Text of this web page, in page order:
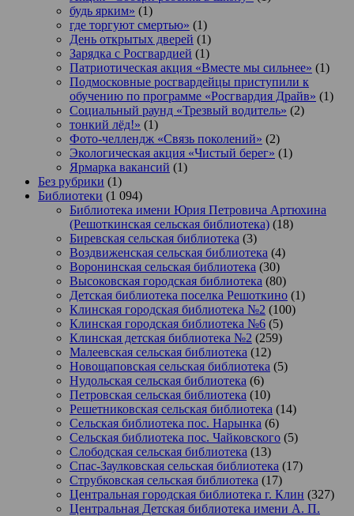
будь ярким» (1)
где торгуют смертью» (1)
День открытых дверей (1)
Зарядка с Росгвардией (1)
Патриотическая акция «Вместе мы сильнее» (1)
Подмосковные росгвардейцы приступили к
обучению по программе «Росгвардия Драйв» (1)
Социальный раунд «Трезвый водитель» (2)
тонкий лёд!» (1)
Фото-челлендж «Связь поколений» (2)
Экологическая акция «Чистый берег» (1)
Ярмарка вакансий (1)
Без рубрики (1)
Библиотеки (1 094)
Библиотека имени Юрия Петровича Артюхина
(Решоткинская сельская библиотека) (18)
Биревская сельская библиотека (3)
Воздвиженская сельская библиотека (4)
Воронинская сельская библиотека (30)
Высоковская городская библиотека (80)
Детская библиотека поселка Решоткино (1)
Клинская городская библиотека №2 (100)
Клинская городская библиотека №6 (5)
Клинская детская библиотека №2 (259)
Малеевская сельская библиотека (12)
Новощаповская сельская библиотека (5)
Нудольская сельская библиотека (6)
Петровская сельская библиотека (10)
Решетниковская сельская библиотека (14)
Сельская библиотека пос. Нарынка (6)
Сельская библиотека пос. Чайковского (5)
Слободская сельская библиотека (13)
Спас-Заулковская сельская библиотека (17)
Струбковская сельская библиотека (17)
Центральная городская библиотека г. Клин (327)
Центральная Детская библиотека имени А. П.